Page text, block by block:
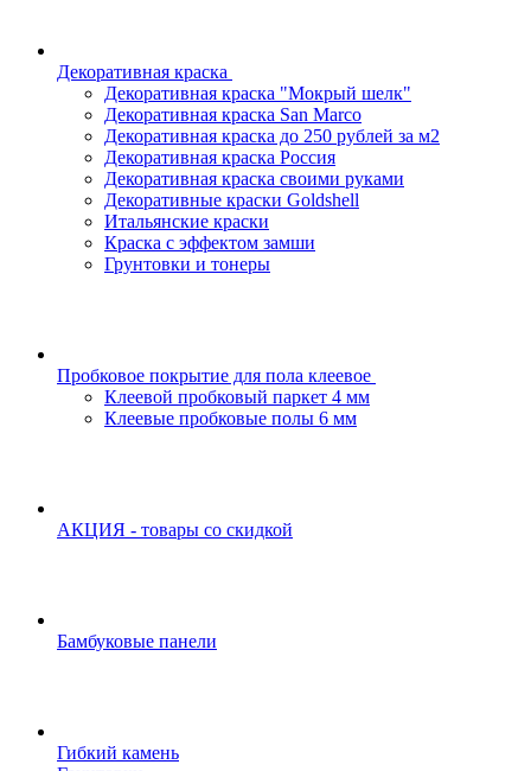
Декоративная краска
Декоративная краска "Мокрый шелк"
Декоративная краска San Marco
Декоративная краска до 250 рублей за м2
Декоративная краска Россия
Декоративная краска своими руками
Декоративные краски Goldshell
Итальянские краски
Краска с эффектом замши
Грунтовки и тонеры
Пробковое покрытие для пола клеевое
Клеевой пробковый паркет 4 мм
Клеевые пробковые полы 6 мм
АКЦИЯ - товары со скидкой
Бамбуковые панели
Гибкий камень